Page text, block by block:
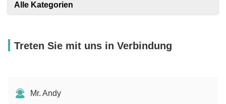
Alle Kategorien
Treten Sie mit uns in Verbindung
Mr. Andy